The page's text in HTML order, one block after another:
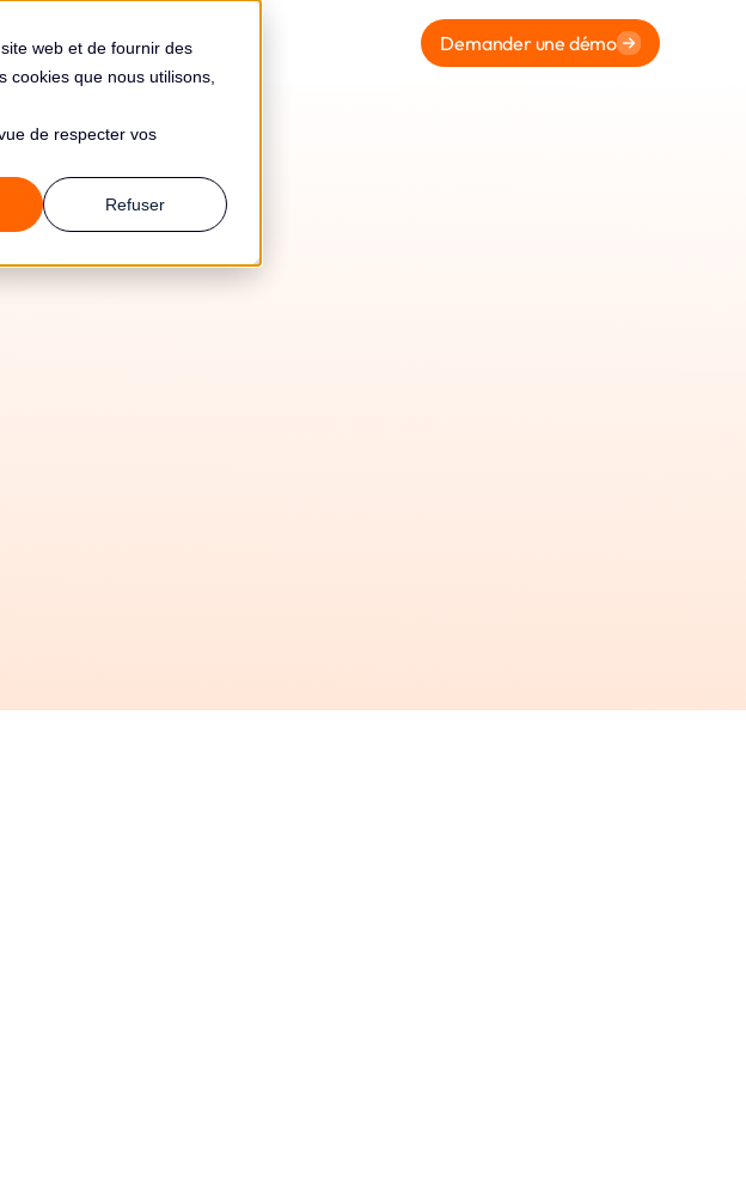
web et de fournir des
que nous utilisons,
de respecter vos
Refuser
Ressources Demander une démo
pour
Pour